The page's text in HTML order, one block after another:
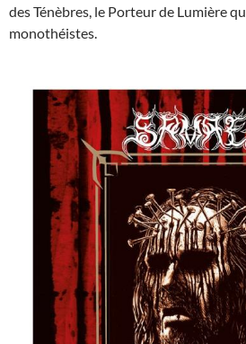
des Ténèbres, le Porteur de Lumière
monothéistes.